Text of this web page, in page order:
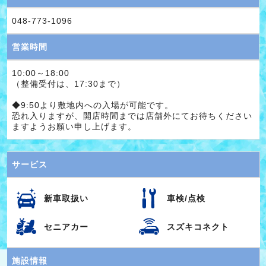
048-773-1096
営業時間
10:00～18:00
（整備受付は、17:30まで）
◆9:50より敷地内への入場が可能です。
恐れ入りますが、開店時間までは店舗外にてお待ちください
ますようお願い申し上げます。
サービス
新車取扱い 車検/点検
セニアカー スズキコネクト
施設情報